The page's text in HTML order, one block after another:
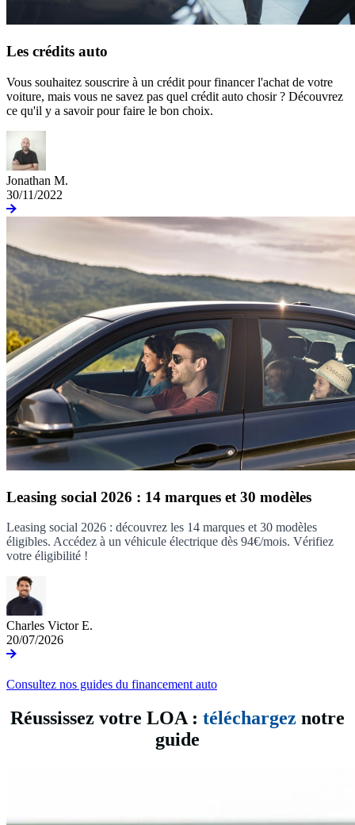
Les crédits auto
Vous souhaitez souscrire à un crédit pour financer l'achat de votre
voiture, mais vous ne savez pas quel crédit auto chosir ? Découvrez
ce qu'il y a savoir pour faire le bon choix.
Jonathan M.
30/11/2022
Leasing social 2026 : 14 marques et 30 modèles
Leasing social 2026 : découvrez les 14 marques et 30 modèles
éligibles. Accédez à un véhicule électrique dès 94€/mois. Vérifiez
votre éligibilité !
Charles Victor E.
20/07/2026
Consultez nos guides du financement auto
Réussissez votre LOA : téléchargez notre
guide